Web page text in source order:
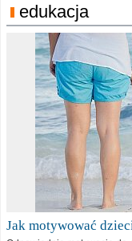
edukacja
Jak motywować